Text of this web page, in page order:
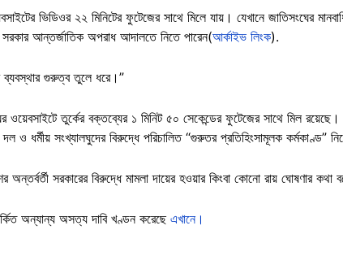
ভিডিওর ২২ মিনিটের ফুটেজের সাথে মিলে যায়। যেখানে জাতিসংঘের
সরকার আন্তর্জাতিক অপরাধ আদালতে নিতে পারেন(আর্কাইভ লিংক).
ব্যবস্থার গুরুত্ব তুলে ধরে।”
তুর্কের বক্তব্যের ১ মিনিট ৫০ সেকেন্ডের ফুটেজের সাথে মিল রয়েছে।
দল ও ধর্মীয় সংখ্যালঘুদের বিরুদ্ধে পরিচালিত “গুরুতর প্রতিহিংসামূলক কর্মকাণ্ড”
অন্তর্বর্তী সরকারের বিরুদ্ধে মামলা দায়ের হওয়ার কিংবা কোনো রায় ঘোষণার কথা
অন্যান্য অসত্য দাবি খণ্ডন করেছে এখানে।